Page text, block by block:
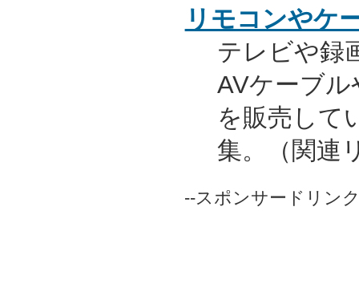
リモコンやケ
テレビや録
AVケーブ
を販売して
集。（関連
--スポンサードリン